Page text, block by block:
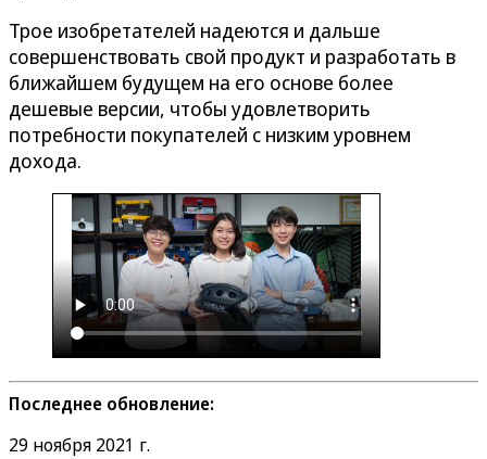
Трое изобретателей надеются и дальше
совершенствовать свой продукт и разработать в
ближайшем будущем на его основе более
дешевые версии, чтобы удовлетворить
потребности покупателей с низким уровнем
дохода.
Последнее обновление:
29 ноября 2021 г.